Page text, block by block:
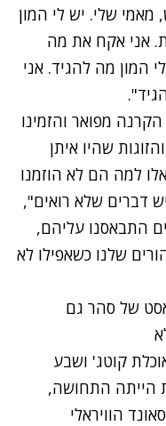
מאמי שלי. יש לי המון
אני אקח את מה
מה להגיד. אני
מפואר והזמינו
שהיו איתן
למה הם לא הוזמנו
דברים שלא רואים",
התבאסנו עליהם,
שלנו כשאפילו לא
של סהר גם
קוטג' ושבע
הייתה התחושה,
הוויראלי